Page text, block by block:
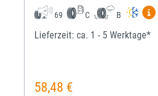
69 C B
Lieferzeit: ca. 1 - 5 Werktage*
Regulärer Preis:
58,48 €